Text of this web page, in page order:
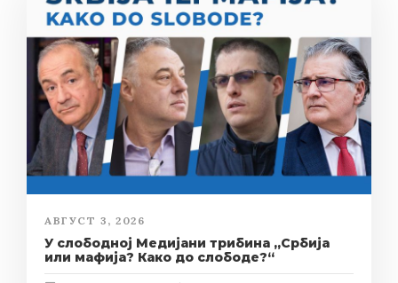
АВГУСТ 3, 2026
У слободној Медијани трибина „Србија
или мафија? Како до слободе?“